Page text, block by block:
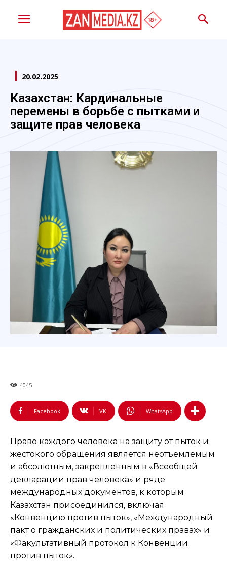
20.02.2025
Казахстан: Кардинальные
перемены в борьбе с пытками и
защите прав человека
4045
Facebook VK WhatsApp
Право каждого человека на защиту от пыток и
жестокого обращения является неотъемлемым
и абсолютным, закрепленным в «Всеобщей
декларации прав человека» и ряде
международных документов, к которым
Казахстан присоединился, включая
«Конвенцию против пыток», «Международный
пакт о гражданских и политических правах» и
«Факультативный протокол к Конвенции
против пыток».